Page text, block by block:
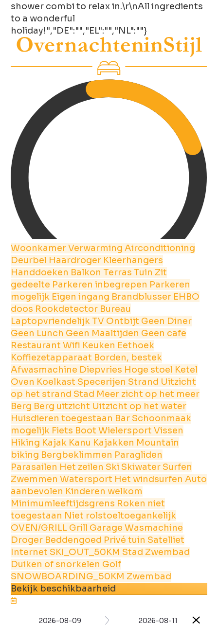
shower combi to relax in.\r\nAll ingredients
to a wonderful
holiday!","DE":"","EL":"","NL":""}
WoonkamerVerwarmingAirconditioning
Deurbel Haardroger Kleerhangers
Handdoeken Balkon Terras Tuin Zit
gedeelte Parkeren inbegrepen Parkeren
mogelijk Eigen ingang Brandblusser EHBO
doos Rookdetector Bureau
Laptopvriendelijk TV Ontbijt Geen Diner
Geen Lunch Geen Maaltijden Geen cafe
RestaurantWifi Keuken Eethoek
Koffiezetapparaat Borden, bestek
Afwasmachine Diepvries Hoge stoel Ketel
Oven Koelkast Specerijen Strand Uitzicht
op het strand Stad Meer zicht op het meer
Berg Berg uitzicht Uitzicht op het water
Huisdieren toegestaan Bar Schoonmaak
mogelijk Fiets BootWielersportVissen
Hiking Kajak Kanu Kajakken Mountain
biking Bergbeklimmen Paragliden
Parasailen Het zeilen Ski Skiwater Surfen
ZwemmenWatersport Het windsurfenAuto
aanbevolen Kinderen welkom
Minimumleeftijdsgrens Roken niet
toegestaan Niet rolstoeltoegankelijk
OVEN/GRILL Grill GarageWasmachine
Droger Beddengoed Privé tuin Satelliet
Internet SKI_OUT_50KM Stad Zwembad
Duiken of snorkelen Golf
SNOWBOARDING_50KM Zwembad
Bekijk beschikbaarheid
2026-08-09 2026-08-11